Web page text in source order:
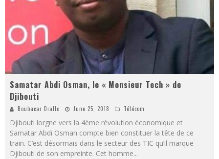
Samatar Abdi Osman, le « Monsieur Tech » de
Djibouti
Boubacar Diallo June 25, 2018 Télécom
Djibouti lorgne vers la 4ème révolution économique et
Samatar Abdi Osman compte bien constituer la tête de ce
train. C’est désormais dans le secteur des TIC qu’il marque
Djibouti de son empreinte. Cet homme...